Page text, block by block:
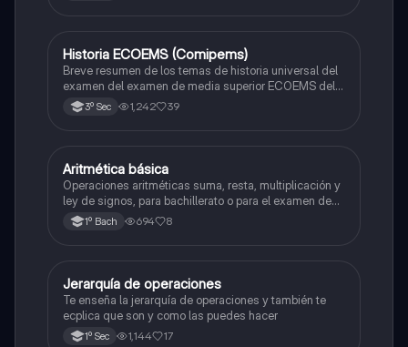
Historia
Historia ECOEMS (Comipems)
Breve resumen de los temas de historia universal del
examen del examen de media superior ECOEMS del
valle de México
3º Sec 1,242 39
Matemáticas
Aritmética básica
Operaciones aritméticas suma, resta, multiplicación y
ley de signos, para bachillerato o para el examen de
admisión a la universidad
1º Bach 694 8
Matemáticas
Jerarquía de operaciones
Te enseña la jerarquía de operaciones y también te
ecplica que son y como las puedes hacer
1º Sec 1,144 17